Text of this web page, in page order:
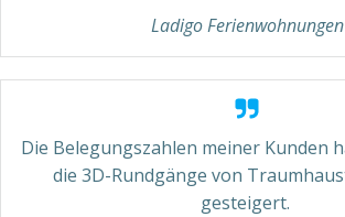
Ladigo Ferienwohnungen
Die Belegungszahlen meiner Kunden
die 3D-Rundgänge von
gesteigert.